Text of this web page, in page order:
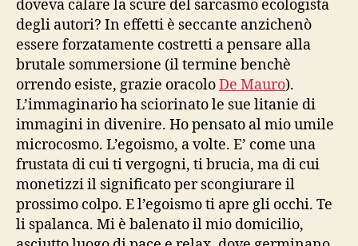
doveva calare la scure del sarcasmo ecologista
degli autori? In effetti è seccante anzichenò
essere forzatamente costretti a pensare alla
brutale sommersione (il termine benchè
orrendo esiste, grazie oracoloDe Mauro).
L’immaginario ha sciorinato le sue litanie di
immagini in divenire. Ho pensato al mio umile
microcosmo. L’egoismo, a volte. E’ come una
frustata di cui ti vergogni, ti brucia, ma di cui
monetizzi il significato per scongiurare il
prossimo colpo. E l’egoismo ti apre gli occhi. Te
li spalanca. Mi è balenato il mio domicilio,